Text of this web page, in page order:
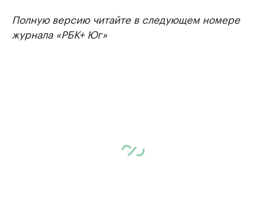
Полную версию читайте в следующем номере
журнала «РБК+ Юг»